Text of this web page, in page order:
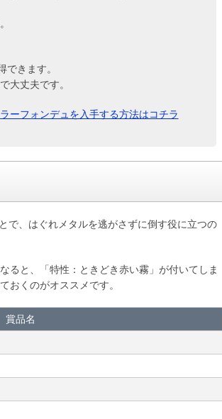
きます。
大丈夫です。
ーフォンデュを入手する方法はコチラ
で、はぐれメタルを逃がさずに倒す役に立つの
ると、「特性：ときどき赤い霧」が付いてしま
おくのがオススメです。
賞品名